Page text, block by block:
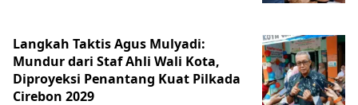
Langkah Taktis Agus Mulyadi:
Mundur dari Staf Ahli Wali Kota,
Diproyeksi Penantang Kuat Pilkada
Cirebon 2029